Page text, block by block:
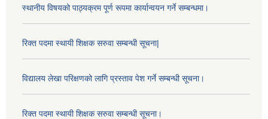
स्थानीय विषयको पाठ्यक्रम पूर्ण रूपमा कार्यान्वयन गर्ने सम्बन्धमा।
रिक्त पदमा स्थायी शिक्षक सरुवा सम्बन्धी सूचना|
विद्यालय लेखा परिक्षणको लागि प्रस्ताव पेश गर्ने सम्बन्धी सूचना।
रिक्त पदमा स्थायी शिक्षक सरुवा सम्बन्धी सूचना।